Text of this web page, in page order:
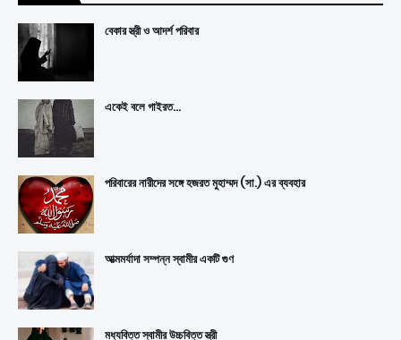
বেকার স্ত্রী ও আদর্শ পরিবার
একেই বলে গাইরত...
পরিবারের নারীদের সঙ্গে হজরত মুহাম্মদ (সা.) এর ব্যবহার
আত্মমর্যাদা সম্পন্ন স্বামীর একটি গুণ
মধ্যবিত্ত স্বামীর উচ্চবিত্ত স্ত্রী